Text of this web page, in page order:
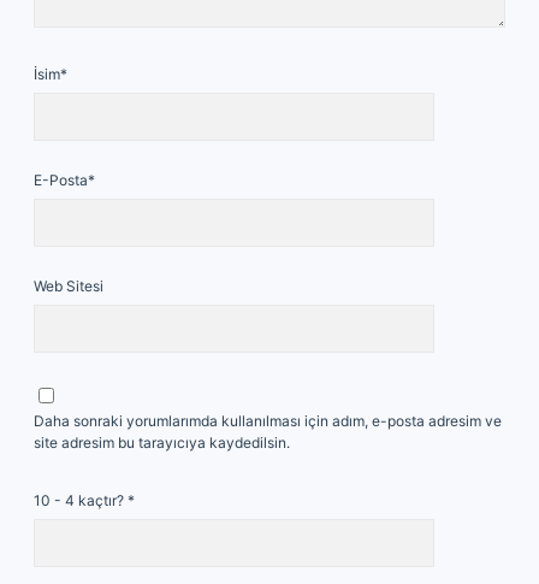
İsim*
E-Posta*
Web Sitesi
Daha sonraki yorumlarımda kullanılması için adım, e-posta adresim ve
site adresim bu tarayıcıya kaydedilsin.
10 - 4 kaçtır? *